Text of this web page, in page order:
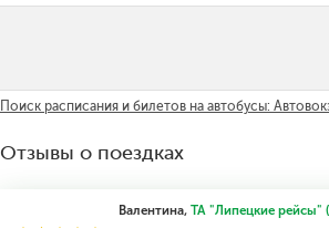
Поиск расписания и билетов на автобусы:
Отзывы о поездках
Валентина, ТА "Липецкие рейсы"